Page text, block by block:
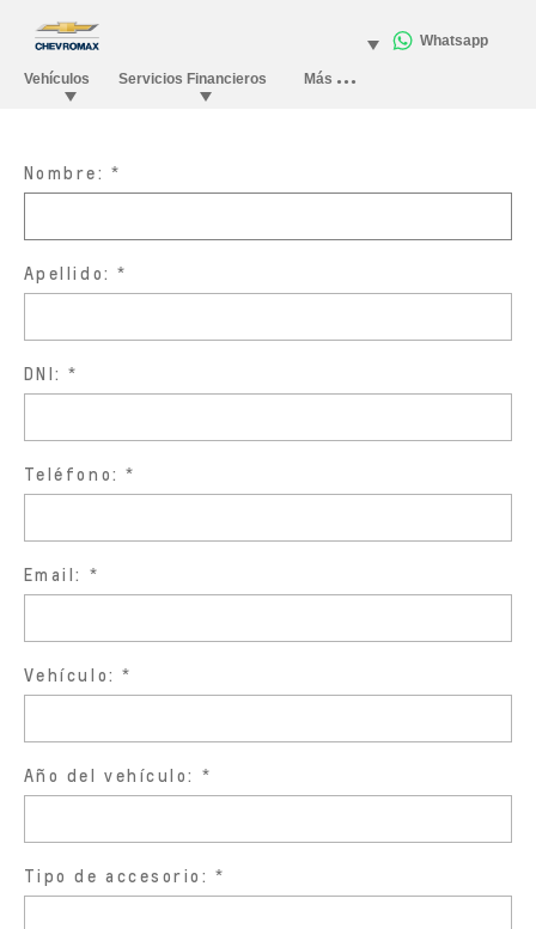
Nombre:
Apellido:
DNI:
Teléfono:
Email:
Vehículo:
Año del vehículo:
Tipo de accesorio: